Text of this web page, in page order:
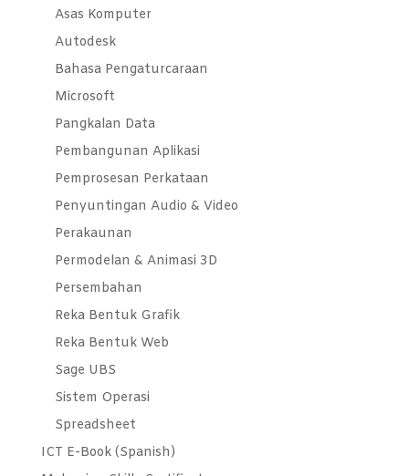
Asas Komputer
Autodesk
Bahasa Pengaturcaraan
Microsoft
Pangkalan Data
Pembangunan Aplikasi
Pemprosesan Perkataan
Penyuntingan Audio & Video
Perakaunan
Permodelan & Animasi 3D
Persembahan
Reka Bentuk Grafik
Reka Bentuk Web
Sage UBS
Sistem Operasi
Spreadsheet
ICT E-Book (Spanish)